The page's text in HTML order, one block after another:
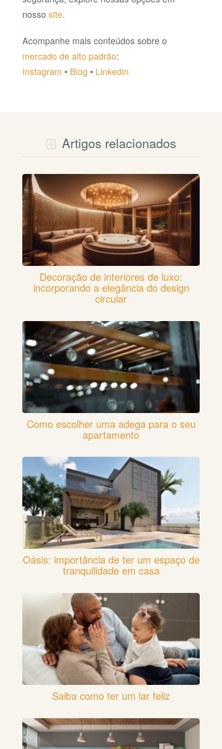
nosso site.
Acompanhe mais conteúdos sobre o
mercado de alto padrão:
Instagram • Blog • Linkedin
Artigos relacionados
Decoração de interiores de luxo:
incorporando a elegância do design
circular
Como escolher uma adega para o seu
apartamento
Oásis: importância de ter um espaço de
tranquilidade em casa
Saiba como ter um lar feliz